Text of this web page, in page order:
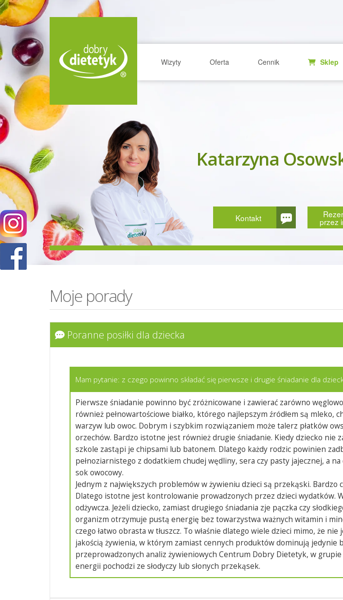
Wizyty Oferta Cennik Sklep
Kontakt przez
Katarzyna
Moje porady
Poranne posiłki dla dziecka
Mam pytanie: z czego powinno składać się pierwsze i drugie śniadanie dla
Pierwsze śniadanie powinno być zróżnicowane i zawierać zarówno
również pełnowartościowe białko, którego najlepszym źródłem są mleko,
warzyw lub owoc. Dobrym i szybkim rozwiązaniem może talerz płatków
orzechów. Bardzo istotne jest również drugie śniadanie. Kiedy dziecko nie
szkole zastąpi je chipsami lub batonem. Dlatego każdy rodzic powinien
pełnoziarnistego z dodatkiem chudej wędliny, sera czy pasty jajecznej, a
sok owocowy.
Jednym z największych problemów w żywieniu dzieci są przekąski.
Dlatego istotne jest kontrolowanie prowadzonych przez dzieci wydatków.
odżywcza. Jeżeli dziecko, zamiast drugiego śniadania zje pączka czy
organizm otrzymuje pustą energię bez towarzystwa ważnych witamin i
czego łatwo obrasta w tłuszcz. To właśnie dlatego wiele dzieci mimo, że
jakością żywienia, w którym zamiast cennych produktów dominują jedynie
przeprowadzonych analiz żywieniowych Centrum Dobry Dietetyk, w
energii pochodzi ze słodyczy lub słonych przekąsek.